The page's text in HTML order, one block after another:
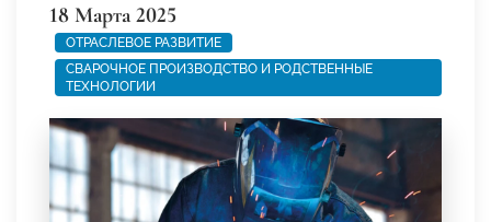
18 Марта 2025
ОТРАСЛЕВОЕ РАЗВИТИЕ
СВАРОЧНОЕ ПРОИЗВОДСТВО И РОДСТВЕННЫЕ
ТЕХНОЛОГИИ